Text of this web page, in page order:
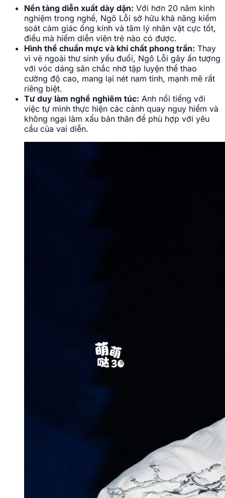
soát cảm giác ống kính và tâm lý nhân vật cực tốt,
điều mà hiếm diễn viên trẻ nào có được.
Hình thể chuẩn mực và khí chất phong trần:Thay
vì vẻ ngoài thư sinh yếu đuối, Ngô Lỗi gây ấn tượng
với vóc dáng săn chắc nhờ tập luyện thể thao
cường độ cao, mang lại nét nam tính, mạnh mẽ rất
riêng biệt.
Tư duy làm nghề nghiêm túc:Anh nổi tiếng với
việc tự mình thực hiện các cảnh quay nguy hiểm và
không ngại làm xấu bản thân để phù hợp với yêu
cầu của vai diễn.